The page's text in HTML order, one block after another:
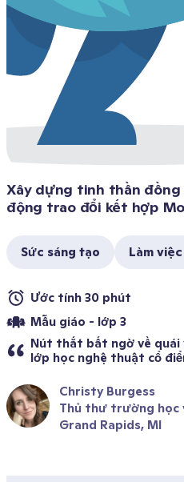
Xây dựng tinh thần
động trao đổi kết hợp
Sức sáng tạo Làm
Ước tính 30 phút
Mẫu giáo - lớp 3
Nút thắt bất ngờ về
lớp học nghệ thuật cổ
Christy Burgess
Thủ thư trường học
Grand Rapids, MI